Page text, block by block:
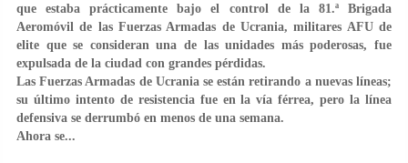
que estaba prácticamente bajo el control de la 81.ª Brigada
Aeromóvil de las Fuerzas Armadas de Ucrania, militares AFU de
elite que se consideran una de las unidades más poderosas, fue
expulsada de la ciudad con grandes pérdidas.
Las Fuerzas Armadas de Ucrania se están retirando a nuevas líneas;
su último intento de resistencia fue en la vía férrea, pero la línea
defensiva se derrumbó en menos de una semana.
Ahora se...